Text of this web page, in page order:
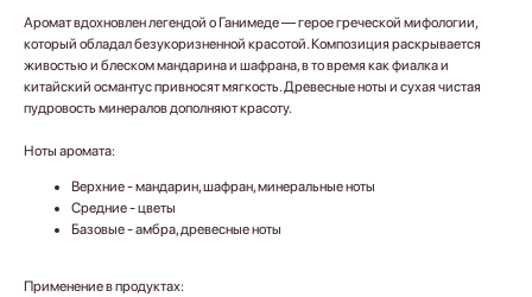
Аромат вдохновлен легендой о Ганимеде — герое греческой мифологии,
который обладал безукоризненной красотой. Композиция раскрывается
живостью и блеском мандарина и шафрана, в то время как фиалка и
китайский османтус привносят мягкость. Древесные ноты и сухая чистая
пудровость минералов дополняют красоту.
Ноты аромата:
Верхние - мандарин, шафран, минеральные ноты
Средние - цветы
Базовые - амбра, древесные ноты
Применение в продуктах: